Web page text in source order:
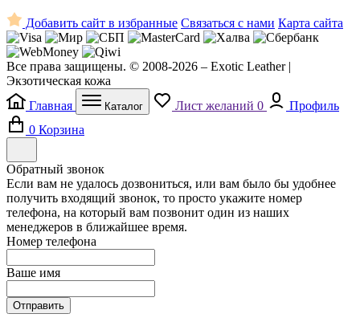
Добавить сайт в избранные Связаться с нами Карта сайта
Все права защищены. © 2008-2026 – Exotic Leather |
Экзотическая кожа
Главная
Каталог Лист желаний 0
Профиль
0 Корзина
Обратный звонок
Если вам не удалось дозвониться, или вам было бы удобнее
получить входящий звонок, то просто укажите номер
телефона, на который вам позвонит один из наших
менеджеров в ближайшее время.
Номер телефона
Ваше имя
Отправить